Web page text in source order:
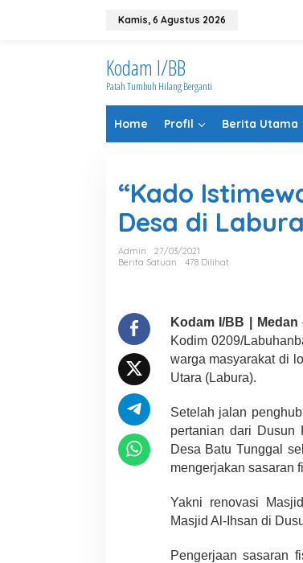
Kamis, 6 Agustus 2026
Kodam I/BB
Patah Tumbuh Hilang Berganti
Home Profil Berita Utama
“Kado
Desa di Labura
Admin
27/03/2021
Berita Satuan
478 Dilihat
Kodam I/BB | Medan
Kodim 0209/
warga masyarakat di
Utara (Labura).
Setelah jalan
pertanian dari Dusun
Desa Batu Tunggal
mengerjakan sasaran
Yakni renovasi
Masjid Al-Ihsan di
Pengerjaan sasaran